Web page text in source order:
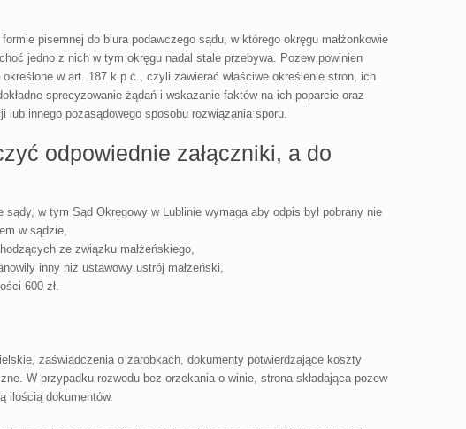
pisemnej do biura podawczego sądu, w którego okręgu małżonkowie
jedno z nich w tym okręgu nadal stale przebywa. Pozew powinien
w art. 187 k.p.c., czyli zawierać właściwe określenie stron, ich
sprecyzowanie żądań i wskazanie faktów na ich poparcie oraz
lub innego pozasądowego sposobu rozwiązania sporu.
odpowiednie załączniki, a do
w tym Sąd Okręgowy w Lublinie wymaga aby odpis był pobrany nie
w sądzie,
ze związku małżeńskiego,
inny niż ustawowy ustrój małżeński,
600 zł.
zaświadczenia o zarobkach, dokumenty potwierdzające koszty
W przypadku rozwodu bez orzekania o winie, strona składająca pozew
ilością dokumentów.